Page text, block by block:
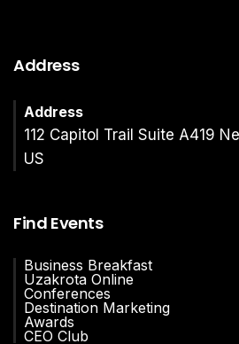
Address
Address
112 Capitol Trail Suite A419
US
Find Events
Business Breakfast
Uzakrota Online
Conferences
Destination Marketing
Awards
CEO Club